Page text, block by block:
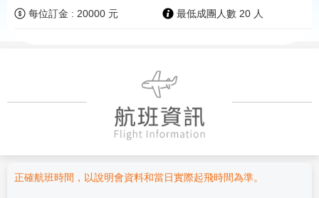
每位訂金 : 20000 元 最低成團人數 20 人
正確航班時間，以說明會資料和當日實際起飛時間為準。